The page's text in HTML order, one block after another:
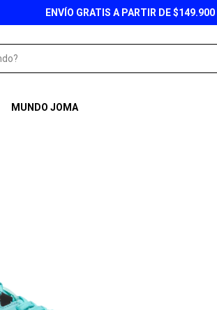
ENVÍO GRATIS A PARTIR DE $149.900
MUNDO JOMA